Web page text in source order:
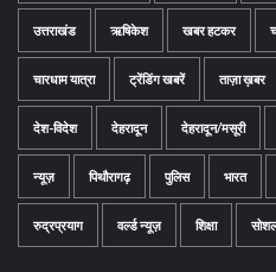
उत्तराखंड ऋषिकेश खबर हटकर
चारधाम यात्रा ट्रेंडिंग खबरें ताज़ा ख़बर
देश-विदेश देहरादून देहरादून/मसूरी
न्यूज़ पिथौरागढ़ पुलिस भारत
रुद्रप्रयाग वर्ल्ड न्यूज़ शिक्षा